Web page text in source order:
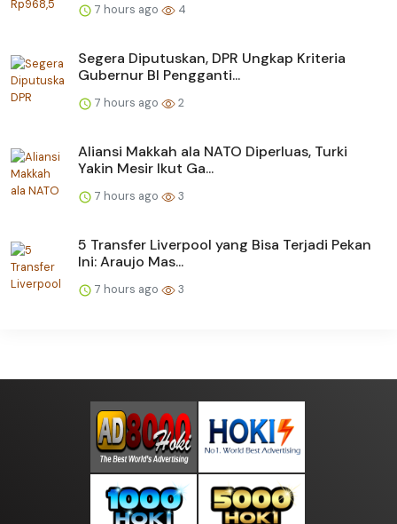
7 hours ago 4
Segera Diputuskan, DPR Ungkap Kriteria
Gubernur BI Pengganti...
7 hours ago 2
Aliansi Makkah ala NATO Diperluas, Turki
Yakin Mesir Ikut Ga...
7 hours ago 3
5 Transfer Liverpool yang Bisa Terjadi Pekan
Ini: Araujo Mas...
7 hours ago 3